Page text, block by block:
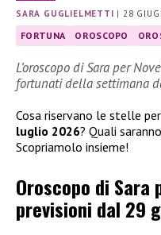
SARA GUGLIELMETTI |28
FORTUNA OROSCOPO
L’oroscopo di Sara per
fortunati della settimana
Cosa riservano le stelle
luglio 2026? Quali
Scopriamolo insieme!
Oroscopo di Sara
previsioni dal 29